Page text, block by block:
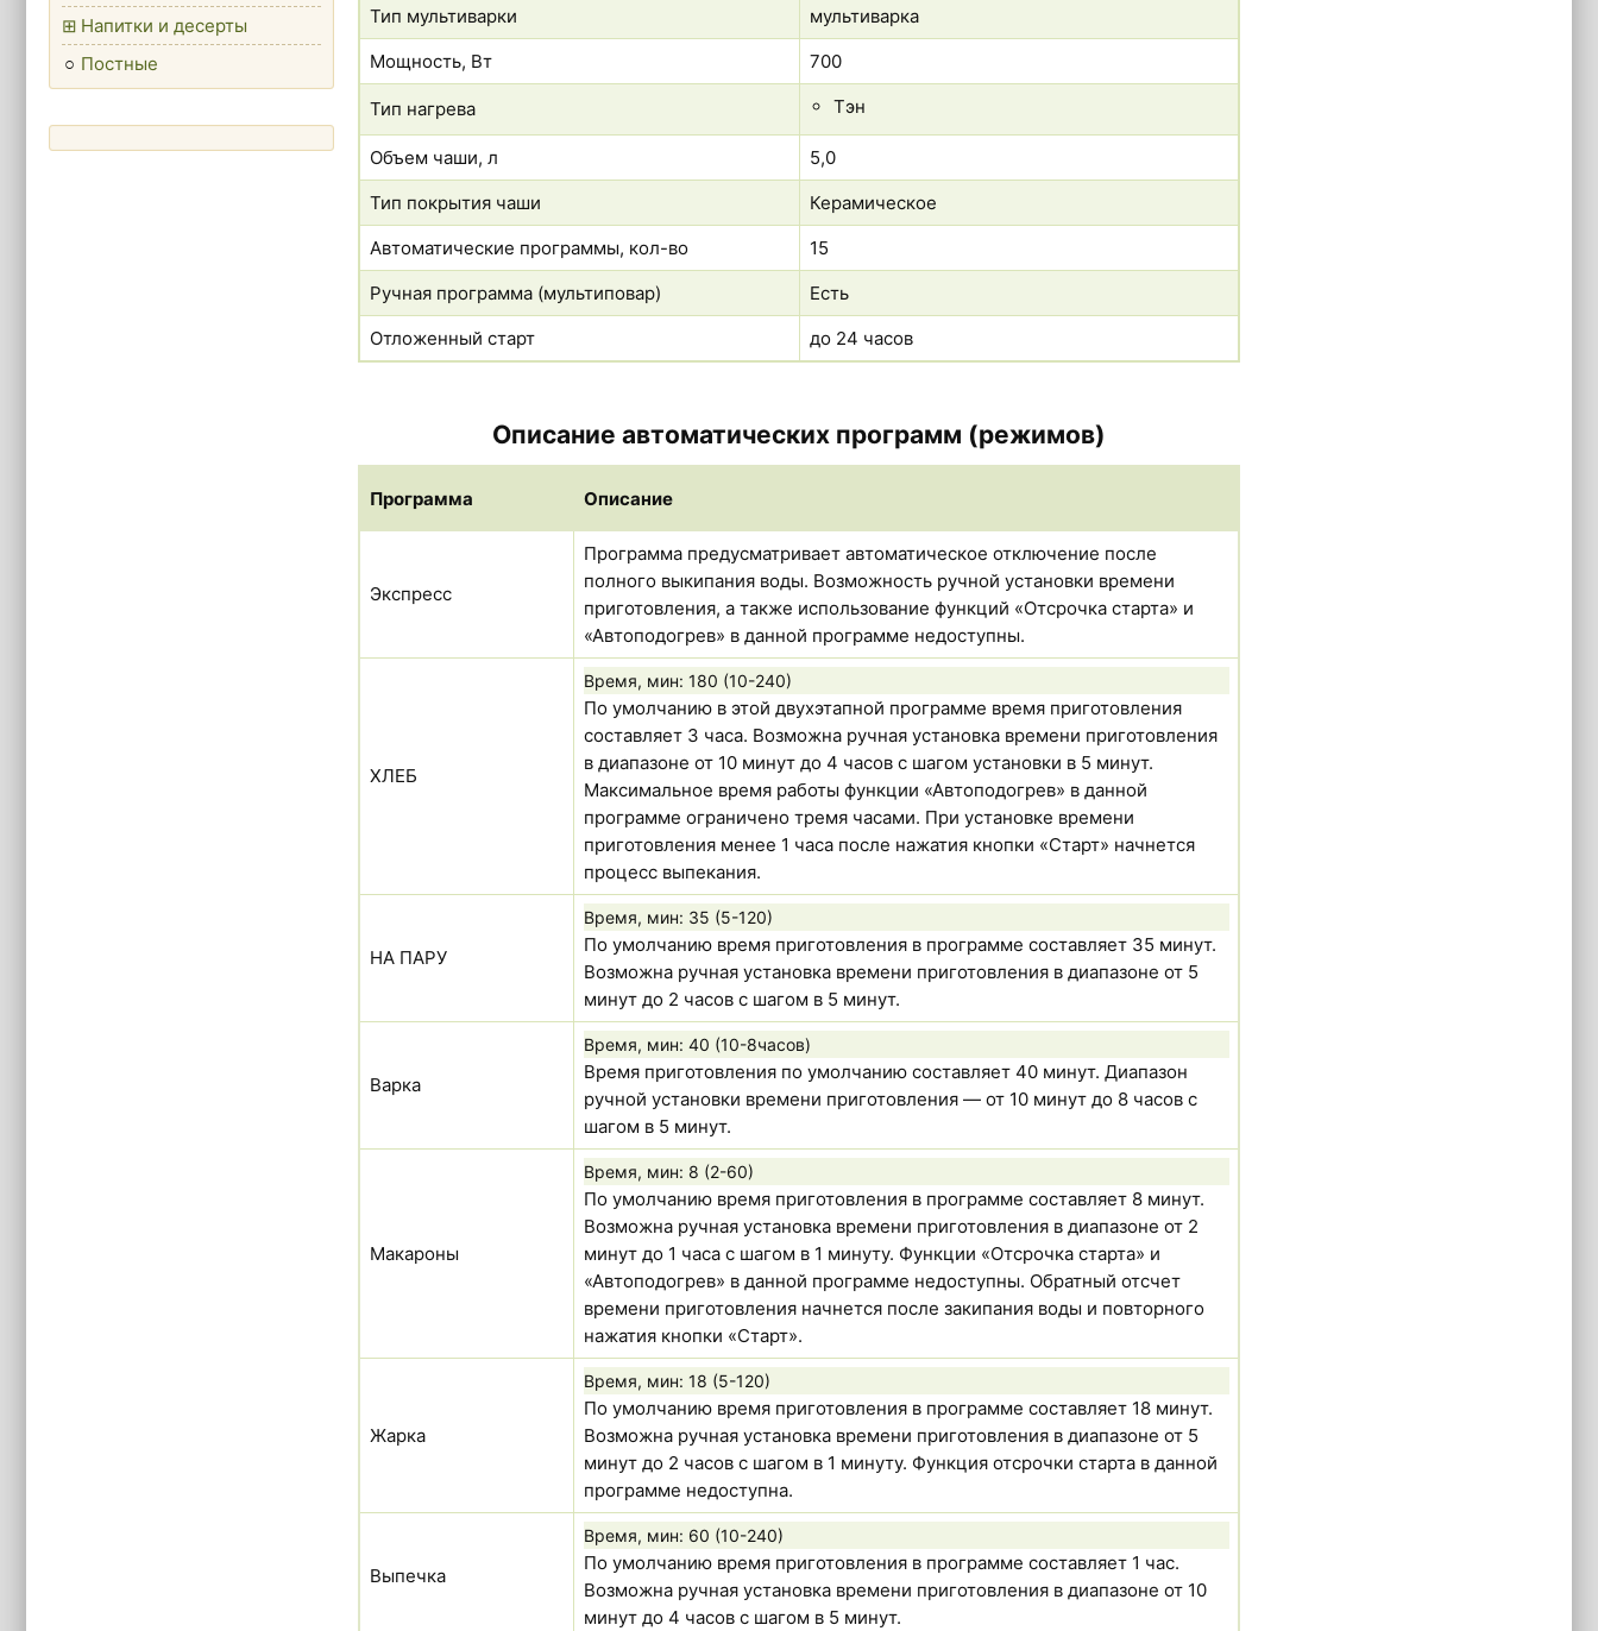
Напитки и десерты
Постные
Тип мультиварки
мультиварка
Мощность, Вт
700
Тип нагрева Тэн
Объем чаши, л
5,0
Тип покрытия чаши
Керамическое
Автоматические программы, кол-во
15
Ручная программа (мультиповар)
Есть
Отложенный старт
до 24 часов
Описание автоматических программ (режимов)
Программа Описание
Экспресс
Программа предусматривает автоматическое отключение после
полного выкипания воды. Возможность ручной установки времени
приготовления, а также использование функций «Отсрочка старта» и
«Автоподогрев» в данной программе недоступны.
ХЛЕБ
Время, мин: 180 (10-240)
По умолчанию в этой двухэтапной программе время приготовления
составляет 3 часа. Возможна ручная установка времени приготовления
в диапазоне от 10 минут до 4 часов с шагом установки в 5 минут.
Максимальное время работы функции «Автоподогрев» в данной
программе ограничено тремя часами. При установке времени
приготовления менее 1 часа после нажатия кнопки «Старт» начнется
процесс выпекания.
НА ПАРУ
Время, мин: 35 (5-120)
По умолчанию время приготовления в программе составляет 35 минут.
Возможна ручная установка времени приготовления в диапазоне от 5
минут до 2 часов с шагом в 5 минут.
Варка
Время, мин: 40 (10-8часов)
Время приготовления по умолчанию составляет 40 минут. Диапазон
ручной установки времени приготовления — от 10 минут до 8 часов с
шагом в 5 минут.
Макароны
Время, мин: 8 (2-60)
По умолчанию время приготовления в программе составляет 8 минут.
Возможна ручная установка времени приготовления в диапазоне от 2
минут до 1 часа с шагом в 1 минуту. Функции «Отсрочка старта» и
«Автоподогрев» в данной программе недоступны. Обратный отсчет
времени приготовления начнется после закипания воды и повторного
нажатия кнопки «Старт».
Жарка
Время, мин: 18 (5-120)
По умолчанию время приготовления в программе составляет 18 минут.
Возможна ручная установка времени приготовления в диапазоне от 5
минут до 2 часов с шагом в 1 минуту. Функция отсрочки старта в данной
программе недоступна.
Выпечка
Время, мин: 60 (10-240)
По умолчанию время приготовления в программе составляет 1 час.
Возможна ручная установка времени приготовления в диапазоне от 10
минут до 4 часов с шагом в 5 минут.